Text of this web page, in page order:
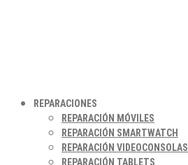
REPARACIONES
REPARACIÓN MÓVILES
REPARACIÓN SMARTWATCH
REPARACIÓN VIDEOCONSOLAS
REPARACIÓN TABLETS